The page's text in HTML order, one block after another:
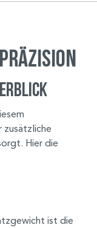
Hier die
ist die